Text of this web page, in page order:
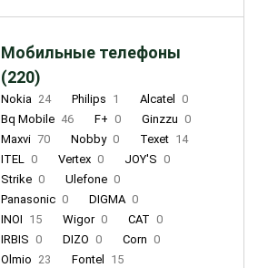
Мобильные телефоны
(220)
Nokia 24 Philips 1 Alcatel
0
Bq Mobile 46 F+ 0 Ginzzu 0
Maxvi 70 Nobby 0 Texet 14
ITEL 0 Vertex 0 JOY'S 0
Strike 0 Ulefone 0
Panasonic 0 DIGMA 0
INOI 15 Wigor 0 CAT 0
IRBIS 0 DIZO 0 Corn 0
Olmio 23 Fontel
15